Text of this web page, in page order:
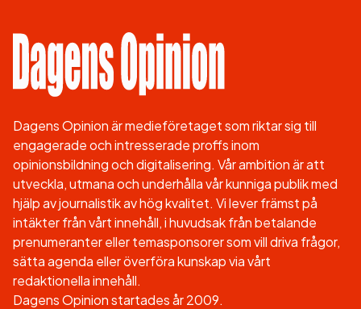
Dagens Opinion är medieföretaget som riktar sig till
engagerade och intresserade proffs inom
opinionsbildning och digitalisering. Vår ambition är att
utveckla, utmana och underhålla vår kunniga publik med
hjälp av journalistik av hög kvalitet. Vi lever främst på
intäkter från vårt innehåll, i huvudsak från betalande
prenumeranter eller temasponsorer som vill driva frågor,
sätta agenda eller överföra kunskap via vårt
redaktionella innehåll.
Dagens Opinion startades år 2009.